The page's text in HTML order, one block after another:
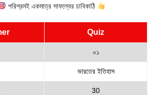
পরিশ্রমই একমাত্র সাফল্যের চাবিকাঠি
Quiz
০১
ভারতের ইতিহাস
30